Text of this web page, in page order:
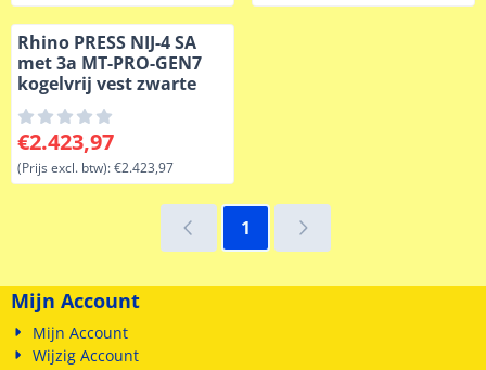
Rhino PRESS NIJ-4 SA
met 3a MT-PRO-GEN7
kogelvrij vest zwarte
Prijs: 2 423,97, exclusief btw: 2 423,97
€2.423,97
(Prijs excl. btw):€2.423,97
1
Mijn Account
Mijn Account
Wijzig Account